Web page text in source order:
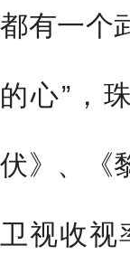
都有一个
的心”，
伏》、《
卫视收视